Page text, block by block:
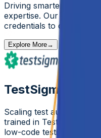
Driving smarter testing
expertise. Our SMEs
credentials to deliver
Explore More→
TestSigma
Scaling test automation
trained in TestSigma
low-code testing